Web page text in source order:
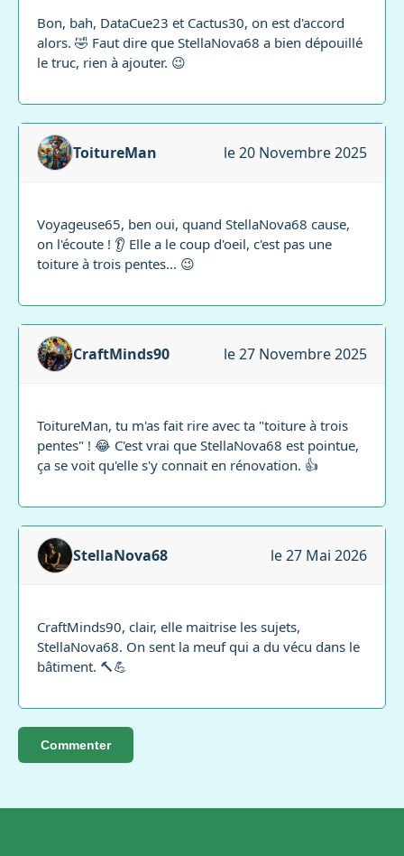
Bon, bah, DataCue23 et Cactus30, on est d'accord
alors. 🤣 Faut dire que StellaNova68 a bien dépouillé
le truc, rien à ajouter. 😉
ToitureMan le 20 Novembre 2025
Voyageuse65, ben oui, quand StellaNova68 cause,
on l'écoute ! 👂 Elle a le coup d'oeil, c'est pas une
toiture à trois pentes... 😉
CraftMinds90 le 27 Novembre 2025
ToitureMan, tu m'as fait rire avec ta "toiture à trois
pentes" ! 😂 C'est vrai que StellaNova68 est pointue,
ça se voit qu'elle s'y connait en rénovation. 👍
StellaNova68 le 27 Mai 2026
CraftMinds90, clair, elle maitrise les sujets,
StellaNova68. On sent la meuf qui a du vécu dans le
bâtiment. 🔨💪
Commenter